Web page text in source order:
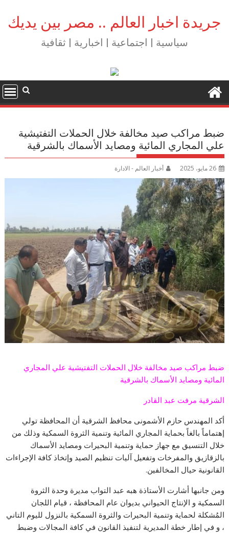
content
جريدة اخبار العالم .. مصر بين يديك
سياسية | اجتماعية | اخبارية | ثقافية
ضبط مراكب صيد مخالفة خلال الحملات التفتيشية
علي المجاري المائية ومصايد الأسماك بالشرقية
26 مايو، 2025 أخبار العالم - الادارة
ضبط مراكب صيد مخالفة خلال الحملات التفتيشية علي المجاري
المائية ومصايد الأسماك بالشرقية
الشرقية مرفت عبد القادر
أكد المهندس حازم الأشمونى محافظ الشرقية أن المحافظة تولي
إهتماماً بالغاً بحماية المجاري المائية وتنمية الثروة السمكية وذلك من
خلال التنسيق مع جهاز حماية وتنمية البحيرات ومصايد الأسماك
بالزقازيق والمفرخات وتفعيل آليات تنظيم الصيد وإتخاذ كافة الإجراءات
القانونية حيال المخالفين.
ومن جانبها أشارت الأستاذة هبه عبد التواب مديرة وحدة الثروة
السمكية و الإنتاج الحيواني بديوان عام المحافظة ، قيام اللجان
المُشكلة لحماية وتنمية البحيرات والثروة السمكية بالنزول لليوم التاني
، و في إطار خطة المديرية لتنفيذ القانون في كافة المجالات وضبط